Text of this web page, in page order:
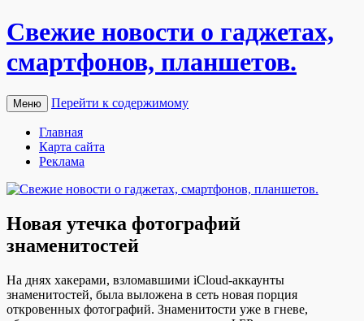
Свежие новости о гаджетах,
смартфонов, планшетов.
Меню Перейти к содержимому
Главная
Карта сайта
Реклама
Новая утечка фотографий
знаменитостей
Нa дняx xaкeрaми, взломавшими iCloud-аккаунты
знаменитостей, была выложена в сеть новая порция
откровенных фотографий. Знаменитости уже в гневе,